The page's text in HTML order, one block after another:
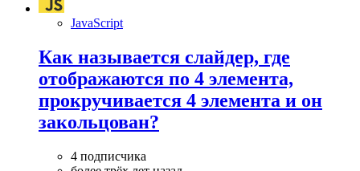
JavaScript
Как называется слайдер, где
отображаются по 4 элемента,
прокручивается 4 элемента и он
закольцован?
4 подписчика